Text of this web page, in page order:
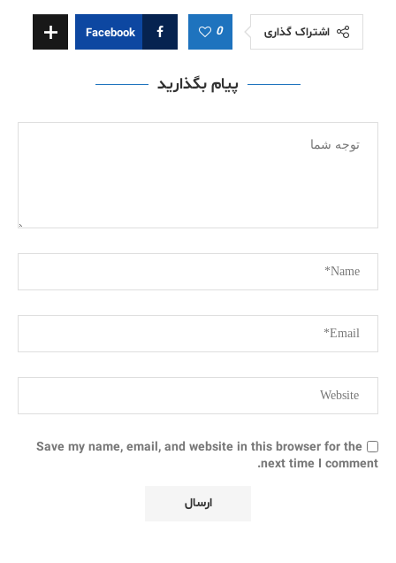
اشتراک گذاری 0
Facebook
پیام بگذارید
Save my name, email, and website in this browser for the
next time I comment.